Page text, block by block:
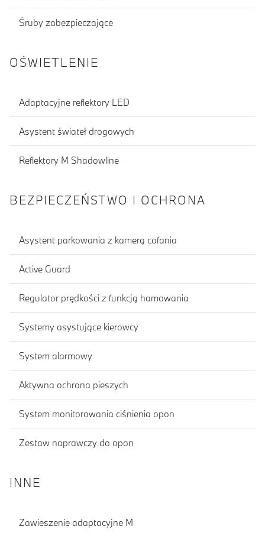
Śruby zabezpieczające
OŚWIETLENIE
Adaptacyjne reflektory LED
Asystent świateł drogowych
Reflektory M Shadowline
BEZPIECZEŃSTWO I OCHRONA
Asystent parkowania z kamerą cofania
Active Guard
Regulator prędkości z funkcją hamowania
Systemy asystujące kierowcy
System alarmowy
Aktywna ochrona pieszych
System monitorowania ciśnienia opon
Zestaw naprawczy do opon
INNE
Zawieszenie adaptacyjne M